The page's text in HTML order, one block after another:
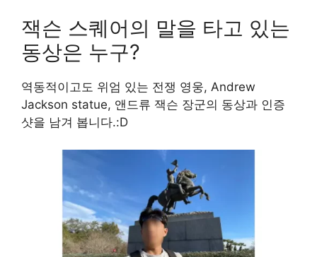
잭슨 스퀘어의 말을 타고 있는
동상은 누구?
역동적이고도 위엄 있는 전쟁 영웅, Andrew
Jackson statue, 앤드류 잭슨 장군의 동상과 인증
샷을 남겨 봅니다.:D